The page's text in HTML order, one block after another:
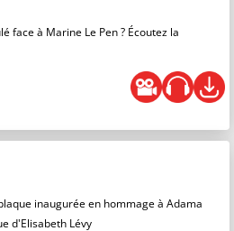
face à Marine Le Pen ? Écoutez la
inaugurée en hommage à Adama
d'Elisabeth Lévy